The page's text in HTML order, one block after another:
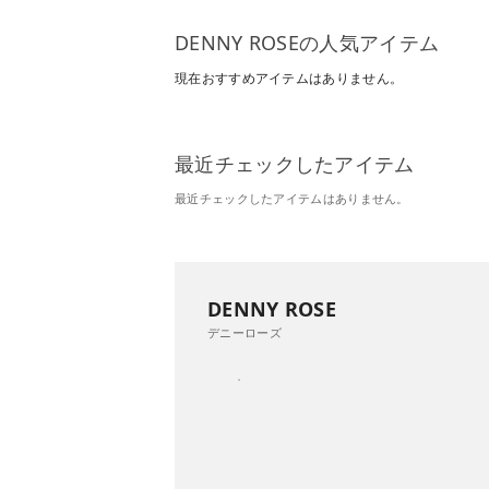
DENNY ROSEの人気アイテム
現在おすすめアイテムはありません。
最近チェックしたアイテム
最近チェックしたアイテムはありません。
DENNY ROSE
デニーローズ